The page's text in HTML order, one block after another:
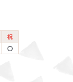
祝
〇
校にお伝えする
り「自分らしく
因、双方にバ
くおこなわれ
額の範囲でご
に支援員が訪
たくさん詰まっ